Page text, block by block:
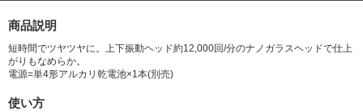
商品説明
短時間でツヤツヤに。上下振動ヘッド約12,000回/分のナノガラスヘッドで仕上
がりもなめらか。
電源=単4形アルカリ乾電池×1本(別売)
使い方